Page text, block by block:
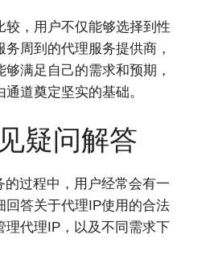
较，用户不仅能够选择到性
周到的代理服务提供商，
满足自己的需求和预期，
道奠定坚实的基础。
疑问解答
过程中，用户经常会有一
回答关于代理IP使用的合法
理代理IP，以及不同需求下